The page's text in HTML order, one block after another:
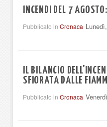
INCENDI DEL 7
Pubblicato in Cronaca
IL BILANCIO
SFIORATA DALLE
Pubblicato in Cronaca